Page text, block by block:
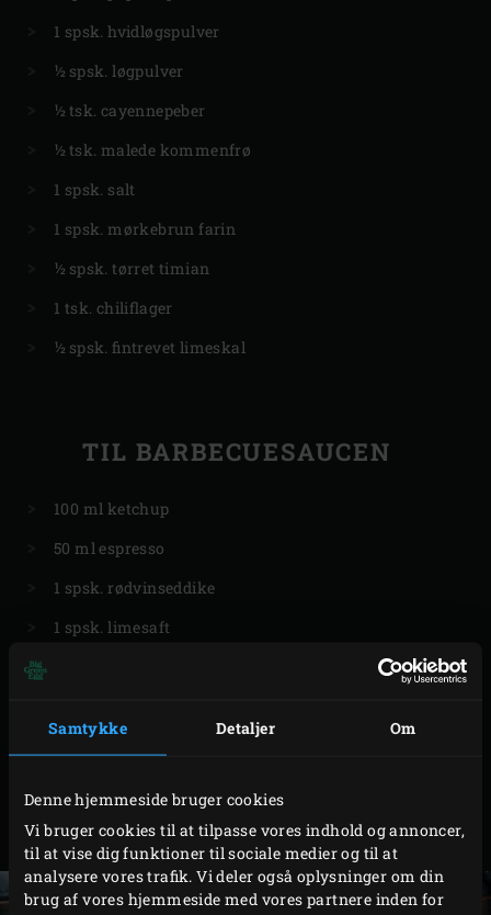
Samtykke Detaljer Om
Denne hjemmeside bruger cookies
Vi bruger cookies til at tilpasse vores indhold og annoncer,
til at vise dig funktioner til sociale medier og til at
analysere vores trafik. Vi deler også oplysninger om din
brug af vores hjemmeside med vores partnere inden for
1 spsk. hvidløgspulver
½ spsk. løgpulver
½ tsk. cayennepeber
½ tsk. malede kommenfrø
1 spsk. salt
1 spsk. mørkebrun farin
½ spsk. tørret timian
1 tsk. chiliflager
½ spsk. fintrevet limeskal
TIL BARBECUESAUCEN
100 ml ketchup
50 ml espresso
1 spsk. rødvinseddike
1 spsk. limesaft